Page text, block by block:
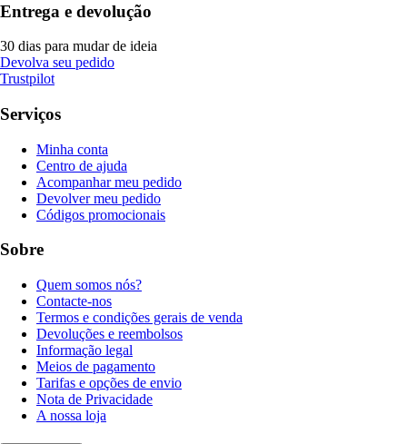
Entrega e devolução
30 dias para mudar de ideia
Devolva seu pedido
Trustpilot
Serviços
Minha conta
Centro de ajuda
Acompanhar meu pedido
Devolver meu pedido
Códigos promocionais
Sobre
Quem somos nós?
Contacte-nos
Termos e condições gerais de venda
Devoluções e reembolsos
Informação legal
Meios de pagamento
Tarifas e opções de envio
Nota de Privacidade
A nossa loja